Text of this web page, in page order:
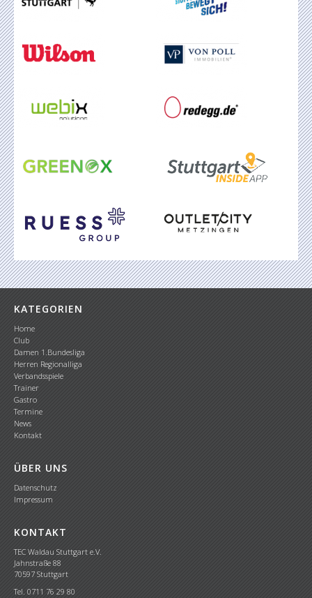
KATEGORIEN
Home
Club
Damen 1.Bundesliga
Herren Regionalliga
Verbandsspiele
Trainer
Gastro
Termine
News
Kontakt
ÜBER UNS
Datenschutz
Impressum
KONTAKT
TEC Waldau Stuttgart e.V.
Jahnstraße 88
70597 Stuttgart
Tel. 0711 76 29 80